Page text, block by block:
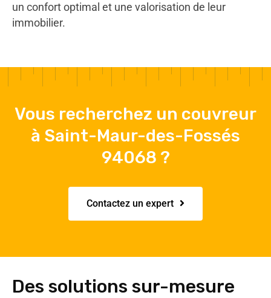
un confort optimal et une valorisation de leur
immobilier.
Vous recherchez un couvreur
à Saint-Maur-des-Fossés
94068 ?
Contactez un expert
Des solutions sur-mesure